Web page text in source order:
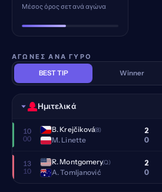
Μέσος όρος σετ ανά αγώνα
ΑΓΏΝΕΣ ΑΝΆ ΓΎΡΟ
BEST TIP
Winner
Ημιτελικά
10
00
B. Krejčiková(8)
M. Linette
2
0
13
10
R. Montgomery(Q)
A. Tomljanović
2
0